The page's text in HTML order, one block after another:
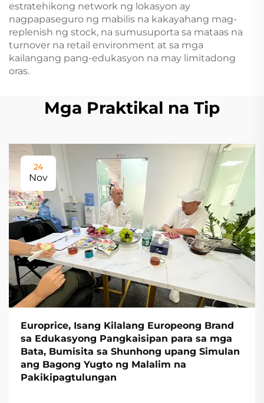
estratehikong network ng lokasyon ay
nagpapaseguro ng mabilis na kakayahang mag-
replenish ng stock, na sumusuporta sa mataas na
turnover na retail environment at sa mga
kailangang pang-edukasyon na may limitadong
oras.
Mga Praktikal na Tip
24
Nov
Europrice, Isang Kilalang Europeong Brand
sa Edukasyong Pangkaisipan para sa mga
Bata, Bumisita sa Shunhong upang Simulan
ang Bagong Yugto ng Malalim na
Pakikipagtulungan